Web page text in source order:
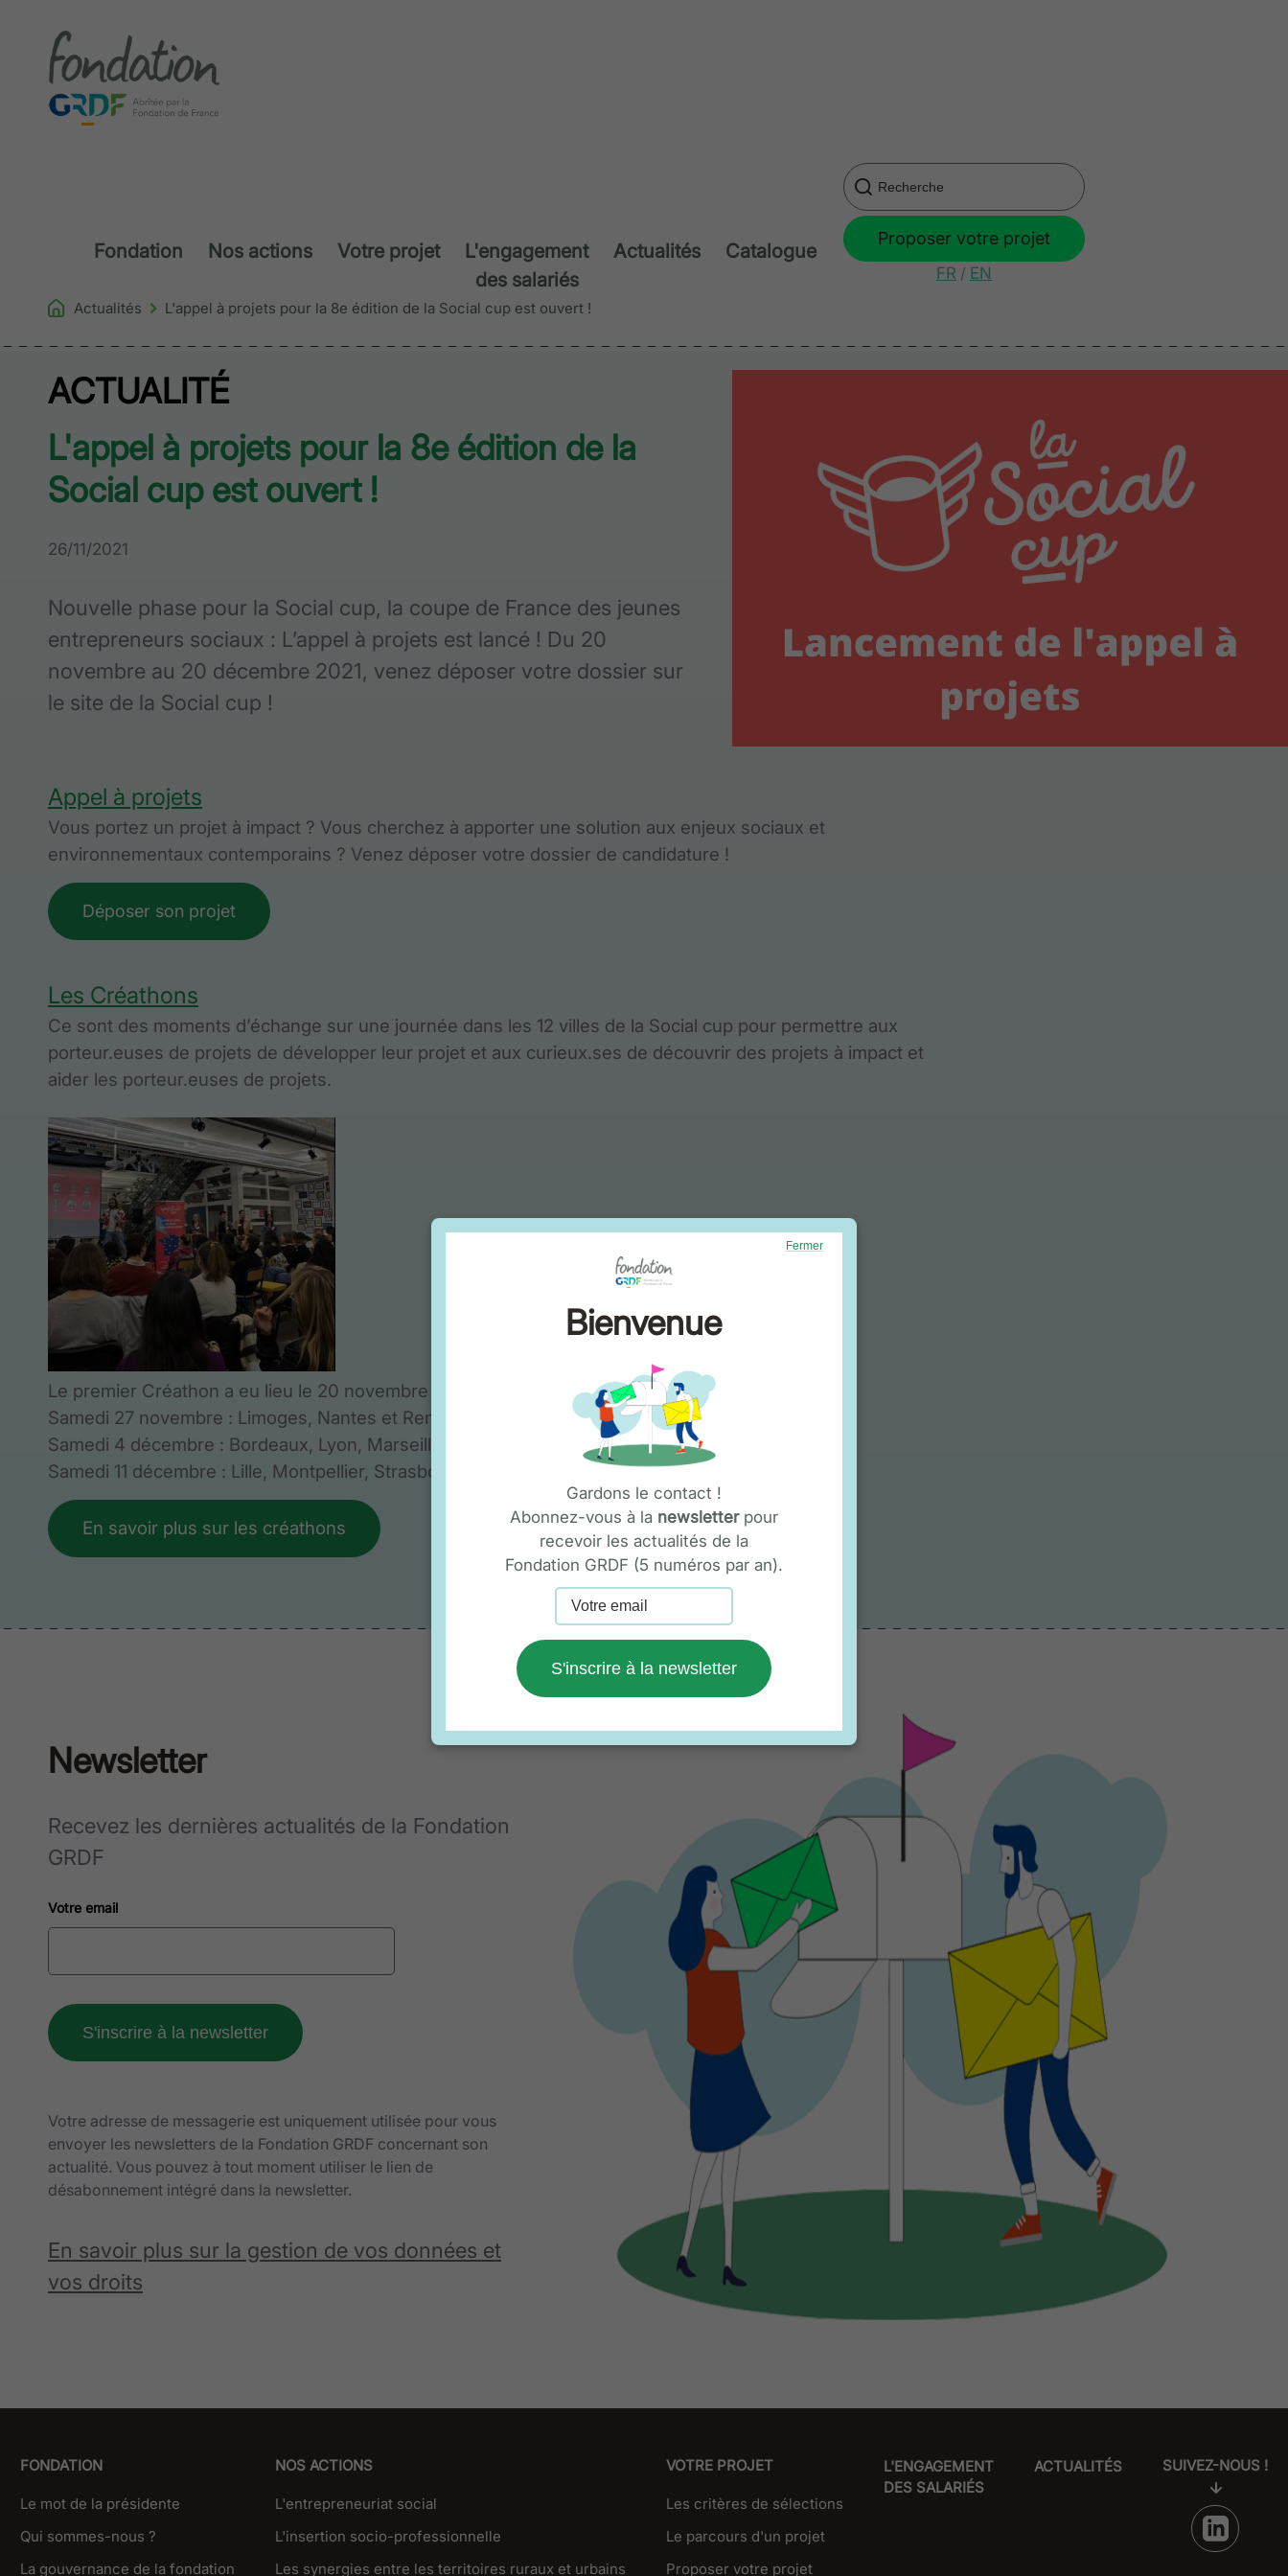
Fondation Nos actions Votre projet
L'engagement
des salariés
Actualités Catalogue
Proposer votre projet
FR / EN
Actualités L'appel à projets pour la 8e édition de la Social cup est ouvert !
ACTUALITÉ
L'appel à projets pour la 8e édition de la
Social cup est ouvert !
26/11/2021
Nouvelle phase pour la Social cup, la coupe de France des jeunes
entrepreneurs sociaux : L’appel à projets est lancé ! Du 20
novembre au 20 décembre 2021, venez déposer votre dossier sur
le site de la Social cup !
Appel à projets
Vous portez un projet à impact ? Vous cherchez à apporter une solution aux enjeux sociaux et
environnementaux contemporains ? Venez déposer votre dossier de candidature !
Déposer son projet
Les Créathons
Ce sont des moments d’échange sur une journée dans les 12 villes de la Social cup pour permettre aux
porteur.euses de projets de développer leur projet et aux curieux.ses de découvrir des projets à impact et
aider les porteur.euses de projets.
Le premier Créathon a eu lieu le 20 novembre à Paris.
Samedi 27 novembre : Limoges, Nantes et Rennes
Samedi 4 décembre : Bordeaux, Lyon, Marseille et Rouen
Samedi 11 décembre : Lille, Montpellier, Strasbourg, Toulouse
En savoir plus sur les créathons
Newsletter
Recevez les dernières actualités de la Fondation
GRDF
Votre email
Votre adresse de messagerie est uniquement utilisée pour vous
envoyer les newsletters de la Fondation GRDF concernant son
actualité. Vous pouvez à tout moment utiliser le lien de
désabonnement intégré dans la newsletter.
En savoir plus sur la gestion de vos données et
vos droits
FONDATION
Le mot de la présidente
Qui sommes-nous ?
La gouvernance de la fondation
NOS ACTIONS
L'entrepreneuriat social
L'insertion socio-professionnelle
Les synergies entre les territoires ruraux et urbains
VOTRE PROJET
Les critères de sélections
Le parcours d'un projet
Proposer votre projet
L'ENGAGEMENT
DES SALARIÉS
ACTUALITÉS SUIVEZ-NOUS !
Fermer
Bienvenue
Gardons le contact !
Abonnez-vous à la newsletterpour
recevoir les actualités de la
Fondation GRDF (5 numéros par an).
S'inscrire à la newsletter